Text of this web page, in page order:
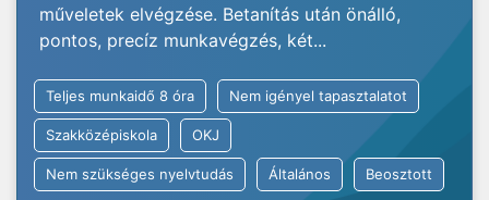
műveletek elvégzése. Betanítás után önálló,
pontos, precíz munkavégzés, két...
Teljes munkaidő 8 óra Nem igényel tapasztalatot
Szakközépiskola OKJ
Nem szükséges nyelvtudás Általános Beosztott